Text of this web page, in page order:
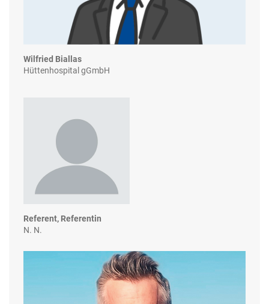
Wilfried Biallas
Hüttenhospital gGmbH
Referent, Referentin
N. N.